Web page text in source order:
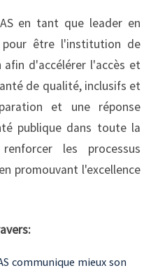
en tant que leader en
être l'institution de
d'accélérer l'accès et
de qualité, inclusifs et
et une réponse
publique dans toute la
les processus
promouvant l'excellence
communique mieux son